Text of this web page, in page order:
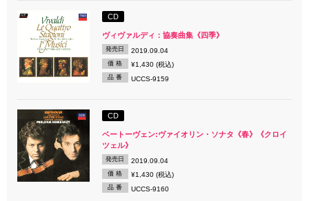
CD
ヴィヴァルディ：協奏曲集《四季》
発売日 2019.09.04
価 格 ¥1,430 (税込)
品 番 UCCS-9159
CD
ベートーヴェン:ヴァイオリン・ソナタ《春》《クロイ
ツェル》
発売日 2019.09.04
価 格 ¥1,430 (税込)
品 番 UCCS-9160